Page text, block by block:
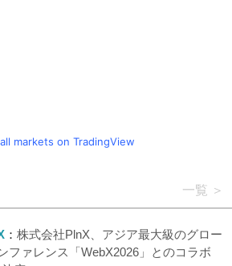
markets on TradingView
一覧
株式会社PlnX、アジア最大級のグロー
ファレンス「WebX2026」とのコラボ